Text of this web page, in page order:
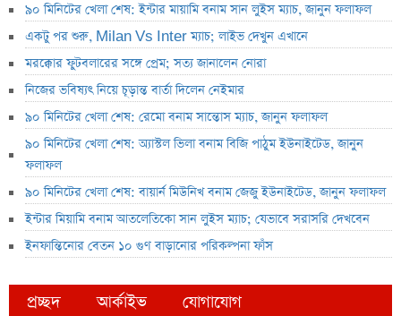
৯০ মিনিটের খেলা শেষ: ইন্টার মায়ামি বনাম সান লুইস ম্যাচ, জানুন ফলাফল
একটু পর শুরু, Milan Vs Inter ম্যাচ; লাইভ দেখুন এখানে
মরক্কোর ফুটবলারের সঙ্গে প্রেম; সত্য জানালেন নোরা
নিজের ভবিষ্যৎ নিয়ে চূড়ান্ত বার্তা দিলেন নেইমার
৯০ মিনিটের খেলা শেষ: রেমো বনাম সান্তোস ম্যাচ, জানুন ফলাফল
৯০ মিনিটের খেলা শেষ: অ্যাস্টল ভিলা বনাম বিজি পাঠুম ইউনাইটেড, জানুন
ফলাফল
৯০ মিনিটের খেলা শেষ: বায়ার্ন মিউনিখ বনাম জেজু ইউনাইটেড, জানুন ফলাফল
ইন্টার মিয়ামি বনাম আতলেতিকো সান লুইস ম্যাচ; যেভাবে সরাসরি দেখবেন
ইনফান্তিনোর বেতন ১০ গুণ বাড়ানোর পরিকল্পনা ফাঁস
প্রচ্ছদ আর্কাইভ যোগাযোগ